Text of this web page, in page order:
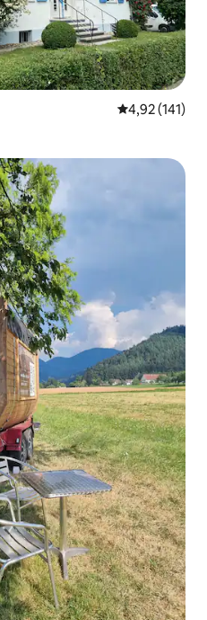
Gemiddelde
4,92 (141)